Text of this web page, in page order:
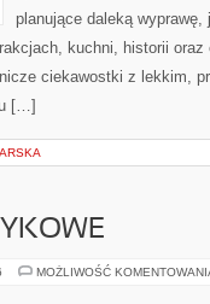
planujące daleką
kuchni, historii
ciekawostki z lekkim,
[…]
MOŻLIWOŚĆ